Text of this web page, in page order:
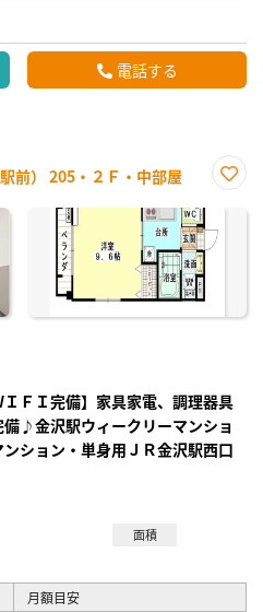
電話する
前） 205・２Ｆ・中部屋
に入
り登
録
ＩＦＩ完備】家具家電、調理器具
♪金沢駅ウィークリーマンショ
ション・単身用ＪＲ金沢駅西口
面積
月額目安